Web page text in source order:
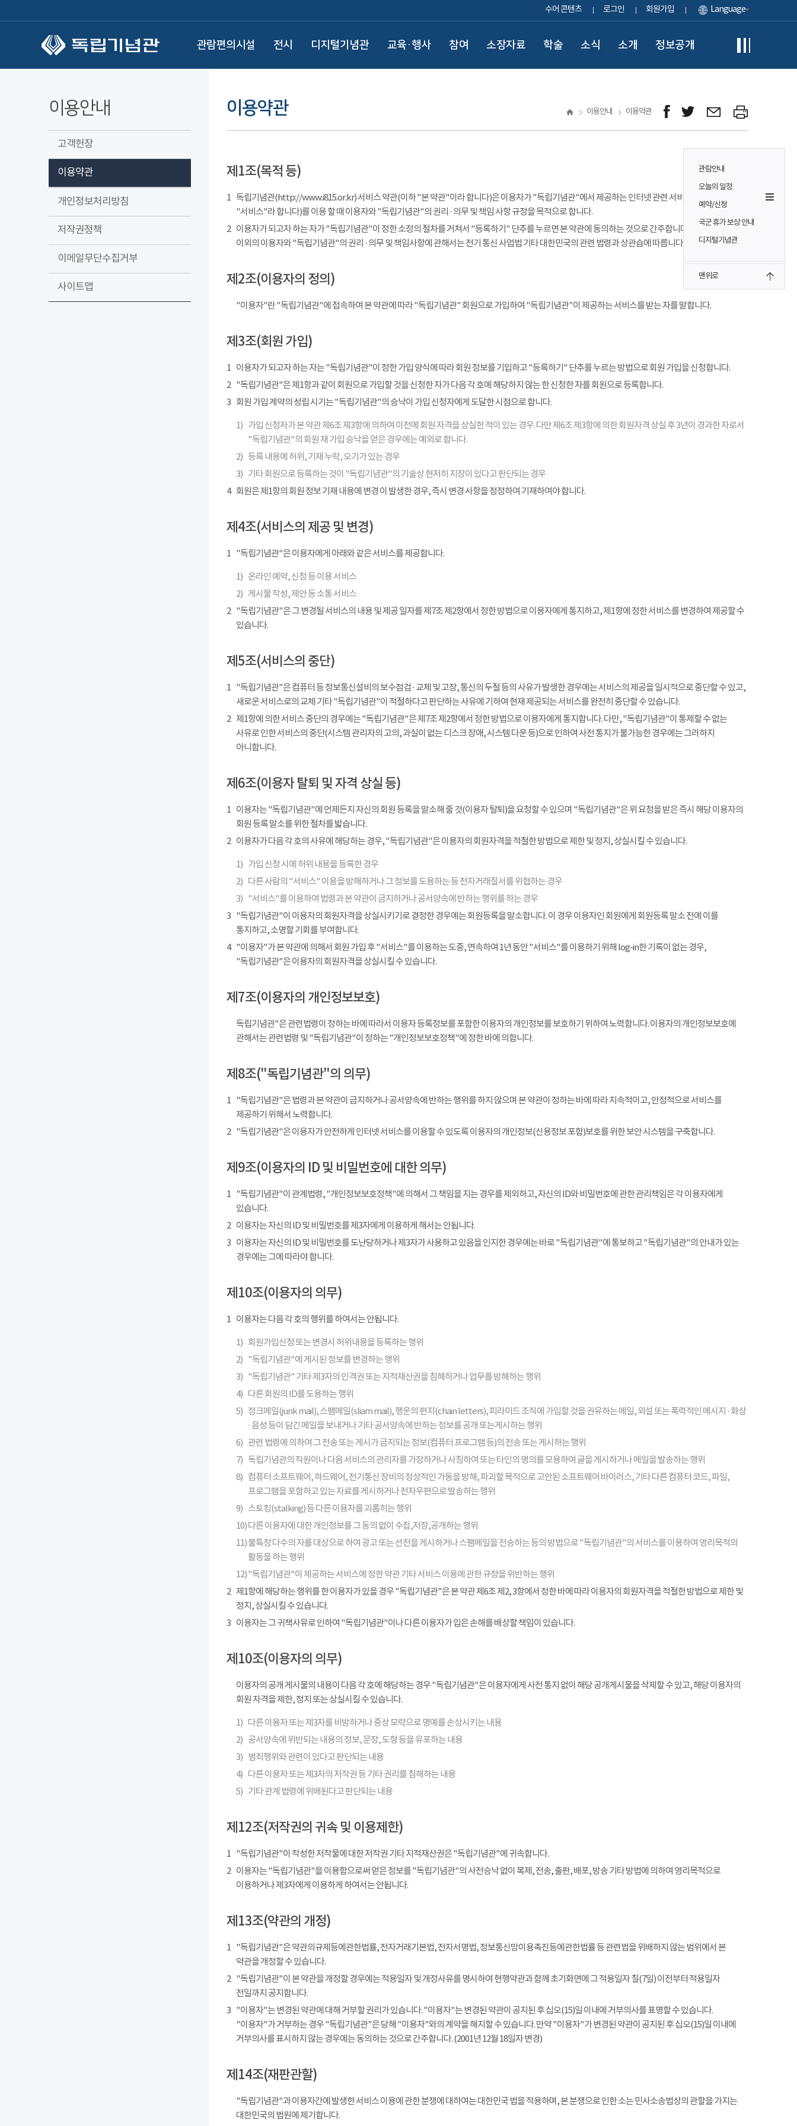
수어 콘텐츠 로그인 회원가입 Language
관람편의시설 전시 디지털기념관 교육·행사 참여 소장자료 학술 소식 소개 정보공개
관람안내
오늘의 일정
예약/신청
국군 휴가 보상 안내
디지털기념관
맨위로
이용안내
고객헌장
이용약관
개인정보처리방침
저작권정책
이메일무단수집거부
사이트맵
이용약관 이용안내 이용약관
제1조(목적 등)
1 독립기념관(http://www.i815.or.kr) 서비스 약관(이하 "본 약관"이라 합니다)은 이용자가 "독립기념관"에서 제공하는 인터넷 관련 서비스(이하
"서비스"라 합니다)를 이용 할 때 이용자와 "독립기념관"의 권리 · 의무 및 책임 사항 규정을 목적으로 합니다.
2 이용자가 되고자 하는 자가 "독립기념관"이 정한 소정의 절차를 거쳐서 "등록하기" 단추를 누르면 본 약관에 동의하는 것으로 간주합니다. 본 약관에 정하는
이외의 이용자와 "독립기념관"의 권리 · 의무 및 책임사항에 관해서는 전기 통신 사업법 기타 대한민국의 관련 법령과 상관습에 따릅니다.
제2조(이용자의 정의)
"이용자"란 "독립기념관"에 접속하여 본 약관에 따라 "독립기념관" 회원으로 가입하여 "독립기념관"이 제공하는 서비스를 받는 자를 말합니다.
제3조(회원 가입)
1 이용자가 되고자 하는 자는 "독립기념관"이 정한 가입 양식에 따라 회원 정보를 기입하고 "등록하기" 단추를 누르는 방법으로 회원 가입을 신청합니다.
2 "독립기념관"은 제1항과 같이 회원으로 가입할 것을 신청한 자가 다음 각 호에 해당하지 않는 한 신청한 자를 회원으로 등록합니다.
3 회원 가입 계약의 성립 시기는 "독립기념관"의 승낙이 가입 신청자에게 도달한 시점으로 합니다.
1) 가입 신청자가 본 약관 제6조 제3항에 의하여 이전에 회원 자격을 상실한 적이 있는 경우. 다만 제6조 제3항에 의한 회원자격 상실 후 3년이 경과한 자로서
"독립기념관"의 회원 재 가입 승낙을 얻은 경우에는 예외로 합니다.
2) 등록 내용에 허위, 기재 누락, 오기가 있는 경우
3) 기타 회원으로 등록하는 것이 "독립기념관"의 기술상 현저히 지장이 있다고 판단되는 경우
4
회원은 제1항의 회원 정보 기재 내용에 변경 이 발생한 경우, 즉시 변경 사항을 정정하여 기재하여야 합니다.
제4조(서비스의 제공 및 변경)
1 "독립기념관"은 이용자에게 아래와 같은 서비스를 제공합니다.
1) 온라인 예약, 신청 등 이용 서비스
2) 게시물 작성, 제안 등 소통 서비스
2 "독립기념관"은 그 변경될 서비스의 내용 및 제공 일자를 제7조 제2항에서 정한 방법으로 이용자에게 통지하고, 제1항에 정한 서비스를 변경하여 제공할 수
있습니다.
제5조(서비스의 중단)
1 "독립기념관"은 컴퓨터 등 정보통신설비의 보수점검 · 교체 및 고장, 통신의 두절 등의 사유가 발생한 경우에는 서비스의 제공을 일시적으로 중단할 수 있고,
새로운 서비스로의 교체 기타 "독립기념관"이 적절하다고 판단하는 사유에 기하여 현재 제공되는 서비스를 완전히 중단할 수 있습니다.
2 제1항에 의한 서비스 중단의 경우에는 "독립기념관"은 제7조 제2항에서 정한 방법으로 이용자에게 통지합니다. 다만, "독립기념관"이 통제할 수 없는
사유로 인한 서비스의 중단(시스템 관리자의 고의, 과실이 없는 디스크 장애, 시스템 다운 등)으로 인하여 사전 통지가 불가능한 경우에는 그러하지
아니합니다.
제6조(이용자 탈퇴 및 자격 상실 등)
1 이용자는 "독립기념관"에 언제든지 자신의 회원 등록을 말소해 줄 것(이용자 탈퇴)을 요청할 수 있으며 "독립기념관"은 위 요청을 받은 즉시 해당 이용자의
회원 등록 말소를 위한 절차를 밟습니다.
2 이용자가 다음 각 호의 사유에 해당하는 경우, "독립기념관"은 이용자의 회원자격을 적절한 방법으로 제한 및 정지, 상실시킬 수 있습니다.
1) 가입 신청 시에 허위 내용을 등록한 경우
2) 다른 사람의 "서비스" 이용을 방해하거나 그 정보를 도용하는 등 전자거래질서를 위협하는 경우
3) "서비스"를 이용하여 법령과 본 약관이 금지하거나 공서양속에 반하는 행위를 하는 경우
3 "독립기념관"이 이용자의 회원자격을 상실시키기로 결정한 경우에는 회원등록을 말소합니다. 이 경우 이용자인 회원에게 회원등록 말소 전에 이를
통지하고, 소명할 기회를 부여합니다.
4
"이용자"가 본 약관에 의해서 회원 가입 후 "서비스"를 이용하는 도중, 연속하여 1년 동안 "서비스"를 이용하기 위해 log-in한 기록이 없는 경우,
"독립기념관"은 이용자의 회원자격을 상실시킬 수 있습니다.
제7조(이용자의 개인정보보호)
독립기념관"은 관련법령이 정하는 바에 따라서 이용자 등록정보를 포함한 이용자의 개인정보를 보호하기 위하여 노력합니다. 이용자의 개인정보보호에
관해서는 관련법령 및 "독립기념관"이 정하는 "개인정보보호정책"에 정한 바에 의합니다.
제8조("독립기념관"의 의무)
1 "독립기념관"은 법령과 본 약관이 금지하거나 공서양속에 반하는 행위를 하지 않으며 본 약관이 정하는 바에 따라 지속적이고, 안정적으로 서비스를
제공하기 위해서 노력합니다.
2 "독립기념관"은 이용자가 안전하게 인터넷 서비스를 이용할 수 있도록 이용자의 개인정보(신용정보 포함)보호를 위한 보안 시스템을 구축합니다.
제9조(이용자의 ID 및 비밀번호에 대한 의무)
1 "독립기념관"이 관계법령, "개인정보보호정책"에 의해서 그 책임을 지는 경우를 제외하고, 자신의 ID와 비밀번호에 관한 관리책임은 각 이용자에게
있습니다.
2 이용자는 자신의 ID 및 비밀번호를 제3자에게 이용하게 해서는 안됩니다.
3 이용자는 자신의 ID 및 비밀번호를 도난당하거나 제3자가 사용하고 있음을 인지한 경우에는 바로 "독립기념관"에 통보하고 "독립기념관"의 안내가 있는
경우에는 그에 따라야 합니다.
제10조(이용자의 의무)
1 이용자는 다음 각 호의 행위를 하여서는 안됩니다.
1) 회원가입신청 또는 변경시 허위내용을 등록하는 행위
2) "독립기념관"에 게시된 정보를 변경하는 행위
3) "독립기념관" 기타 제3자의 인격권 또는 지적재산권을 침해하거나 업무를 방해하는 행위
4) 다른 회원의 ID를 도용하는 행위
5) 정크메일(junk mail), 스팸메일(sliam mail), 행운의 편지(chain letters), 피라미드 조직에 가입할 것을 권유하는 메일, 외설 또는 폭력적인 메시지 · 화상
· 음성 등이 담긴 메일을 보내거나 기타 공서양속에 반하는 정보를 공개 또는게시하는 행위
6) 관련 법령에 의하여 그 전송 또는 게시가 금지되는 정보(컴퓨터 프로그램 등)의 전송 또는 게시하는 행위
7) 독립기념관의 직원이나 다음 서비스의 관리자를 가장하거나 사칭하여 또는 타인의 명의를 모용하여 글을 게시하거나 메일을 발송하는 행위
8) 컴퓨터 소프트웨어, 하드웨어, 전기통신 장비의 정상적인 가동을 방해, 파괴할 목적으로 고안된 소프트웨어 바이러스, 기타 다른 컴퓨터 코드, 파일,
프로그램을 포함하고 있는 자료를 게시하거나 전자우편으로 발송하는 행위
9) 스토킹(stalking) 등 다른 이용자를 괴롭히는 행위
10)다른 이용자에 대한 개인정보를 그 동의 없이 수집,저장,공개하는 행위
11)불특정 다수의 자를 대상으로 하여 광고 또는 선전을 게시하거나 스팸메일을 전송하는 등의 방법으로 "독립기념관"의 서비스를 이용하여 영리목적의
활동을 하는 행위
12)"독립기념관"이 제공하는 서비스에 정한 약관 기타 서비스 이용에 관한 규정을 위반하는 행위
2 제1항에 해당하는 행위를 한 이용자가 있을 경우 "독립기념관"은 본 약관 제6조 제2, 3항에서 정한 바에 따라 이용자의 회원자격을 적절한 방법으로 제한 및
정지, 상실시킬 수 있습니다.
3 이용자는 그 귀책사유로 인하여 "독립기념관"이나 다른 이용자가 입은 손해를 배상할 책임이 있습니다.
제10조(이용자의 의무)
이용자의 공개 게시물의 내용이 다음 각 호에 해당하는 경우 "독립기념관"은 이용자에게 사전 통지 없이 해당 공개게시물을 삭제할 수 있고, 해당 이용자의
회원 자격을 제한, 정지 또는 상실시킬 수 있습니다.
1) 다른 이용자 또는 제3자를 비방하거나 중상 모략으로 명예를 손상시키는 내용
2) 공서양속에 위반되는 내용의 정보, 문장, 도형 등을 유포하는 내용
3)
범죄행위와 관련이 있다고 판단되는 내용
4) 다른 이용자 또는 제3자의 저작권 등 기타 권리를 침해하는 내용
5) 기타 관계 법령에 위배된다고 판단되는 내용
제12조(저작권의 귀속 및 이용제한)
1 "독립기념관"이 작성한 저작물에 대한 저작권 기타 지적재산권은 "독립기념관"에 귀속합니다.
2 이용자는 "독립기념관"을 이용함으로써 얻은 정보를 "독립기념관"의 사전승낙 없이 복제, 전송, 출판, 배포, 방송 기타 방법에 의하여 영리목적으로
이용하거나 제3자에게 이용하게 하여서는 안됩니다.
제13조(약관의 개정)
1 "독립기념관"은 약관의규제등에관한법률, 전자거래기본법, 전자서명법, 정보통신망이용촉진등에관한법률 등 관련법을 위배하지 않는 범위에서 본
약관을 개정할 수 있습니다.
2 "독립기념관"이 본 약관을 개정할 경우에는 적용일자 및 개정사유를 명시하여 현행약관과 함께 초기화면에 그 적용일자 칠(7일) 이전부터 적용일자
전일까지 공지합니다.
3 "이용자"는 변경된 약관에 대해 거부할 권리가 있습니다. "이용자"는 변경된 약관이 공지된 후 십오(15)일 이내에 거부의사를 표명할 수 있습니다.
"이용자"가 거부하는 경우 "독립기념관"은 당해 "이용자"와의 계약을 해지할 수 있습니다. 만약 "이용자"가 변경된 약관이 공지된 후 십오(15)일 이내에
거부의사를 표시하지 않는 경우에는 동의하는 것으로 간주합니다. (2001년 12월 18일자 변경)
제14조(재판관할)
"독립기념관"과 이용자간에 발생한 서비스 이용에 관한 분쟁에 대하여는 대한민국 법을 적용하며, 본 분쟁으로 인한 소는 민사소송법상의 관할을 가지는
대한민국의 법원에 제기합니다.